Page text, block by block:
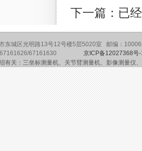
下一篇：已
东城区光明路13号12号楼5层5020室 邮编：
67161626/67161630 京ICP备12027368号
有关：三坐标测量机、关节臂测量机、影像测量仪